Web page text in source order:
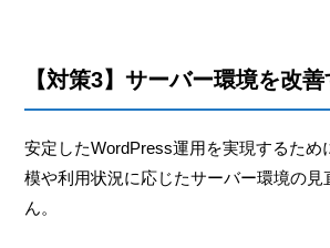
【対策3】サーバー環境を改善
安定したWordPress運用を実現するため
模や利用状況に応じたサーバー環境の見
ん。